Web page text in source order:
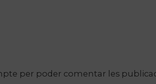
per poder comentar les